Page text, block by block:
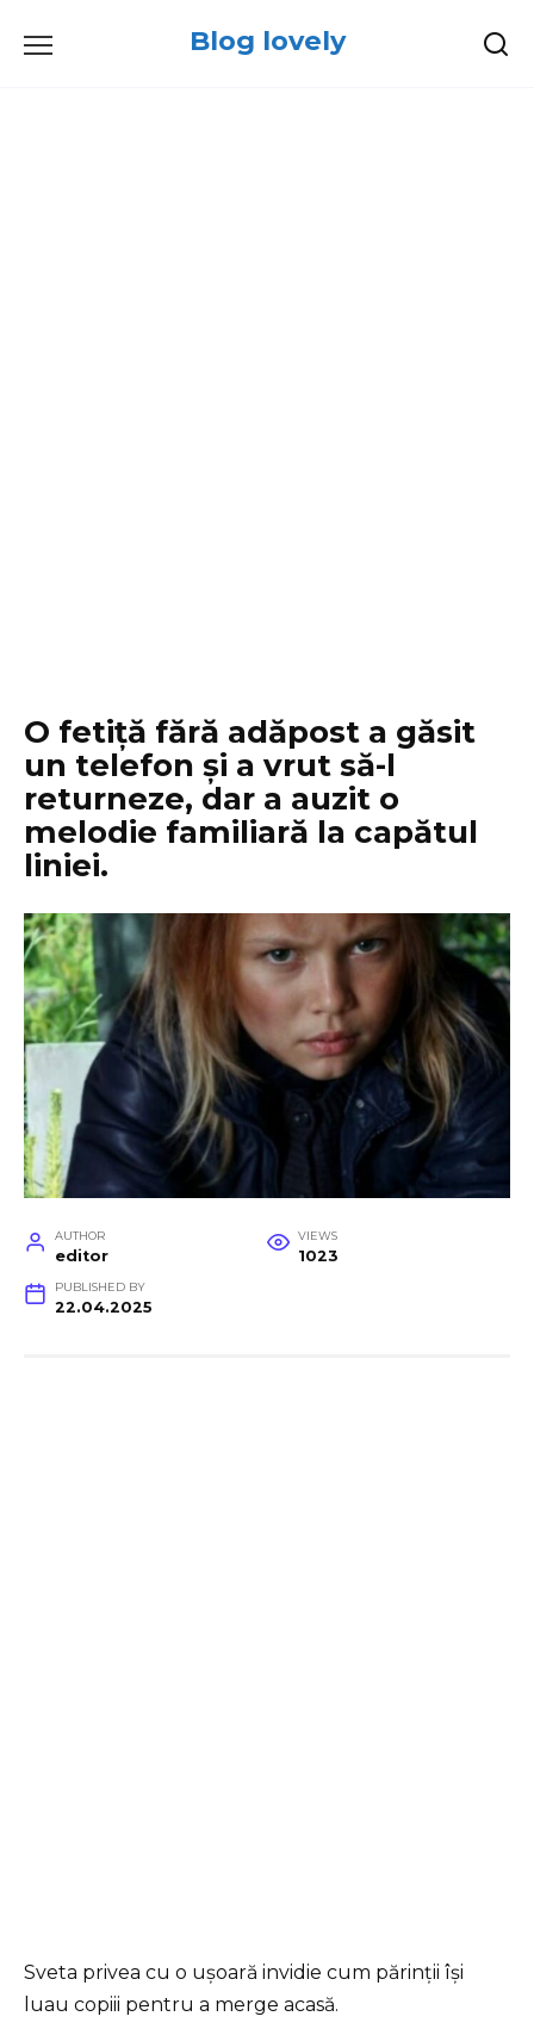
Blog lovely
O fetiță fără adăpost a găsit
un telefon și a vrut să-l
returneze, dar a auzit o
melodie familiară la capătul
liniei.
AUTHOR
editor
VIEWS
1023
PUBLISHED BY
22.04.2025
Sveta privea cu o ușoară invidie cum părinții își
luau copiii pentru a merge acasă.